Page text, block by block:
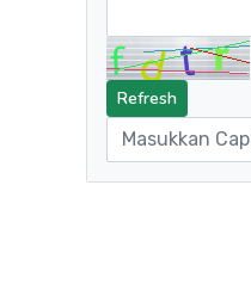
Refresh